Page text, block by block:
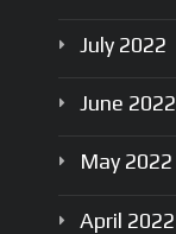
July 2022
June 2022
May 2022
April 2022